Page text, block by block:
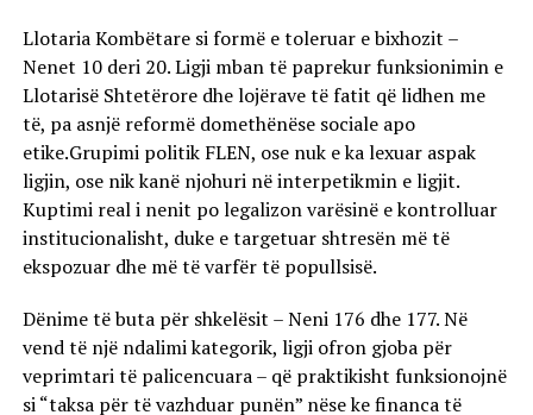
Llotaria Kombëtare si formë e toleruar e bixhozit –
Nenet 10 deri 20. Ligji mban të paprekur funksionimin e
Llotarisë Shtetërore dhe lojërave të fatit që lidhen me
të, pa asnjë reformë domethënëse sociale apo
etike.Grupimi politik FLEN, ose nuk e ka lexuar aspak
ligjin, ose nik kanë njohuri në interpetikmin e ligjit.
Kuptimi real i nenit po legalizon varësinë e kontrolluar
institucionalisht, duke e targetuar shtresën më të
ekspozuar dhe më të varfër të popullsisë.
Dënime të buta për shkelësit – Neni 176 dhe 177. Në
vend të një ndalimi kategorik, ligji ofron gjoba për
veprimtari të palicencuara – që praktikisht funksionojnë
si “taksa për të vazhduar punën” nëse ke financa të